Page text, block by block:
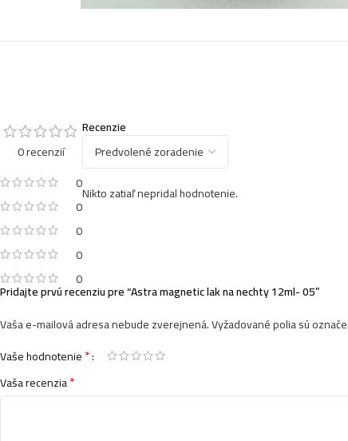
0 recenzií
0
0
0
0
0
Recenzie
Nikto zatiaľ nepridal hodnotenie.
Pridajte prvú recenziu pre “Astra magnetic lak na nechty 12ml- 05”
Vaša e-mailová adresa nebude zverejnená.Vyžadované polia sú
Vaše hodnotenie*
Vaša recenzia*